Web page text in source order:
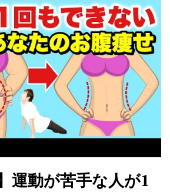
運動が苦手な人が1